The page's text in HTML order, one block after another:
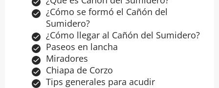
¿Cómo se formó el Cañón del
Sumidero?
¿Cómo llegar al Cañón del Sumidero?
Paseos en lancha
Miradores
Chiapa de Corzo
Tips generales para acudir